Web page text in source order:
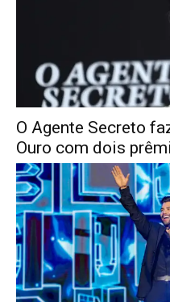
O Agente Secreto
Ouro com dois